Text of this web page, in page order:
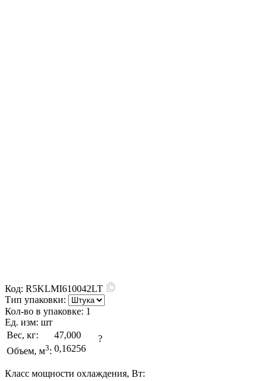
Код: R5KLMI610042LT
Тип упаковки:
Кол-во в упаковке: 1
Ед. изм: шт
Вес, кг:
47,000
Объем, м3: 0,16256
?
Класс мощности охлаждения, Вт: